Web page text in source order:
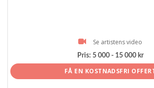
Se artistens video
Pris: 5 000 - 15 000 kr
FÅ EN KOSTNADSFRI